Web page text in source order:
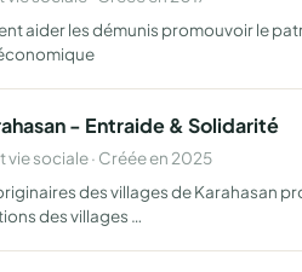
aider les démunis promouvoir le
- Entraide & Solidarité
vie sociale · Créée en 2025
des villages de Karahasan
des villages …